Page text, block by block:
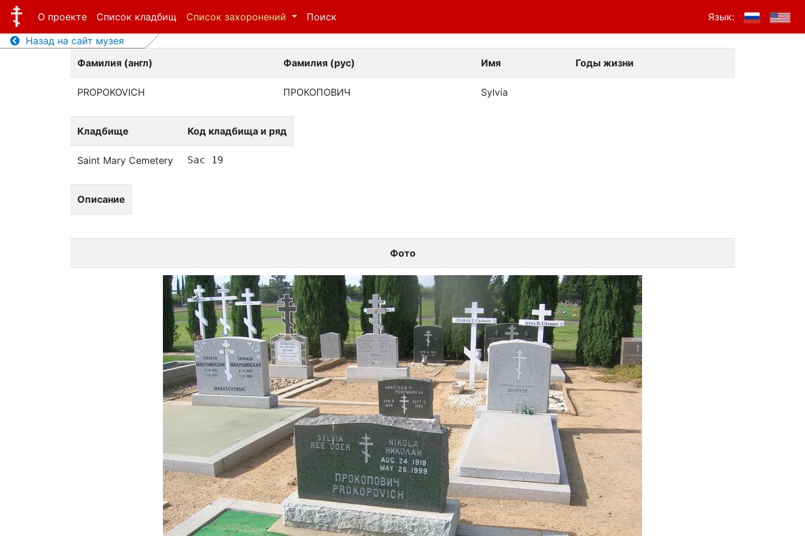
О проекте Список кладбищ Список захоронений Поиск
Язык:
Назад на сайт музея
Фамилия (англ)
Фамилия (рус) Имя Годы жизни
PROPOKOVICH ПРОКОПОВИЧ Sylvia
Кладбище Код кладбища и ряд
Saint Mary Cemetery Sac 19
Описание
Фото